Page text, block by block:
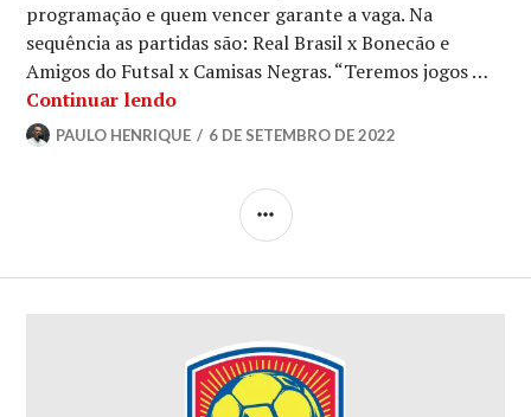
programação e quem vencer garante a vaga. Na
sequência as partidas são: Real Brasil x Bonecão e
Amigos do Futsal x Camisas Negras. “Teremos jogos …
Continuar lendo
PAULO HENRIQUE 6 DE SETEMBRO DE 2022